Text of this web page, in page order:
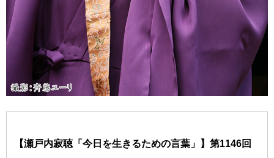
【瀬戸内寂聴「今日を生きるための言葉」】第1146回